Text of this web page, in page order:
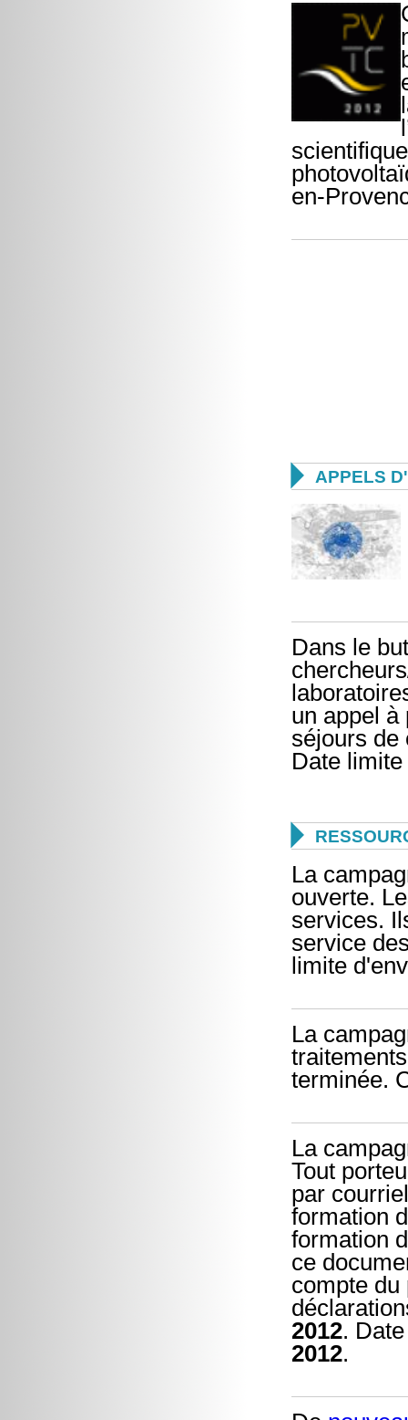
en-
 APPELS
Dans le
un appel à
séjours de
Date

La
ouverte.
services.
service
limite
La
terminée.
La
Tout
par
formation
formation
ce
compte du
2012.
2012.